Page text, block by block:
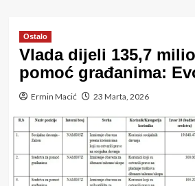
Ostalo
Vlada dijeli 135,7
pomoć građanima:
Ermin Macić 23 Marta, 2026